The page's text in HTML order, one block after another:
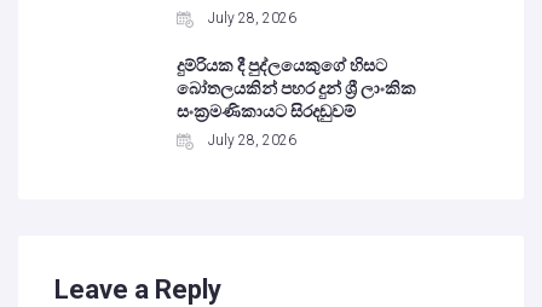
July 28, 2026
දුම්රියක දී පුද්ලයෙකුගේ හිසට
බෝතලයකින් පහර දුන් ශ්‍රී ලාංකික
සංක්‍රමණිකායට සිරදඬුවම්
July 28, 2026
Leave a Reply